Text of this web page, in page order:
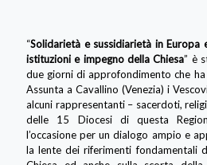
“Solidarietà e sussidiarietà in
istituzioni e impegno della Chiesa” è
due giorni di approfondimento che
Assunta a Cavallino (Venezia) i
alcuni rappresentanti – sacerdoti,
delle 15 Diocesi di questa
l’occasione per un dialogo ampio e
la lente dei riferimenti fondamentali